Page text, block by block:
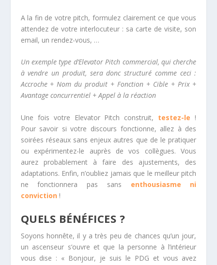
A la fin de votre pitch, formulez clairement ce que vous
attendez de votre interlocuteur : sa carte de visite, son
email, un rendez-vous, …
Un exemple type d’Elevator Pitch commercial, qui cherche
à vendre un produit, sera donc structuré comme ceci :
Accroche + Nom du produit + Fonction + Cible + Prix +
Avantage concurrentiel + Appel à la réaction
Une fois votre Elevator Pitch construit, testez-le !
Pour savoir si votre discours fonctionne, allez à des
soirées réseaux sans enjeux autres que de le pratiquer
ou expérimentez-le auprès de vos collègues. Vous
aurez probablement à faire des ajustements, des
adaptations. Enfin, n’oubliez jamais que le meilleur pitch
ne fonctionnera pas sans enthousiasme ni
conviction !
QUELS BÉNÉFICES ?
Soyons honnête, il y a très peu de chances qu’un jour,
un ascenseur s’ouvre et que la personne à l’intérieur
vous dise : « Bonjour, je suis le PDG et vous avez